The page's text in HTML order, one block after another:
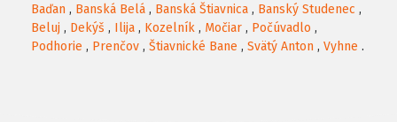
Baďan , Banská Belá , Banská Štiavnica , Banský Studenec ,
Beluj , Dekýš , Ilija , Kozelník , Močiar , Počúvadlo ,
Podhorie , Prenčov , Štiavnické Bane , Svätý Anton , Vyhne .